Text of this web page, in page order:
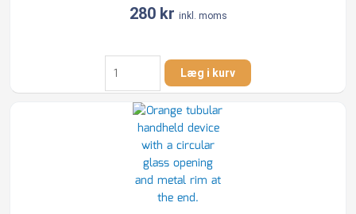
280 kr inkl. moms
Kaczmarek
160
x
kloakrør
m/mf.,
Læg i kurv